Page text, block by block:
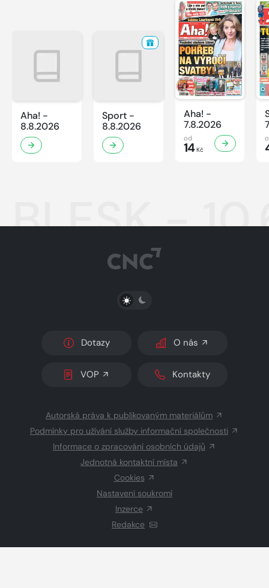
Aha! -
8.8.2026
Sport -
8.8.2026
Aha! -
7.8.2026
od
14Kč
BLESK -
PŘEPNOUT SVĚTLÝ/TMAVÝ REŽIM
Dotazy O nás
VOP Kontakty
Autorská práva k publikovaným materiálům
Podmínky pro užívání služby informační společnosti
Informace o zpracování osobních údajů
Jednotná kontaktní místa
Cookies
Nastavení soukromí
Inzerce
Redakce